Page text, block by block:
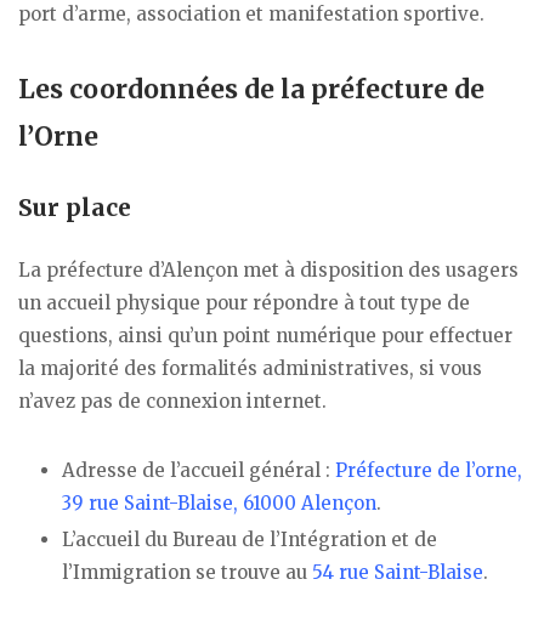
port d’arme, association et manifestation sportive.
Les coordonnées de la préfecture de
l’Orne
Sur place
La préfecture d’Alençon met à disposition des usagers
un accueil physique pour répondre à tout type de
questions, ainsi qu’un point numérique pour effectuer
la majorité des formalités administratives, si vous
n’avez pas de connexion internet.
Adresse de l’accueil général : Préfecture de l’orne,
39 rue Saint-Blaise, 61000 Alençon.
L’accueil du Bureau de l’Intégration et de
l’Immigration se trouve au 54 rue Saint-Blaise.